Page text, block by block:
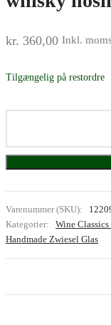
kr. 360,00 Inkl.
Tilgængelig på restordre
Varenummer (SKU):
Kategorier:
Wine
Handmade Zwiesel Glas